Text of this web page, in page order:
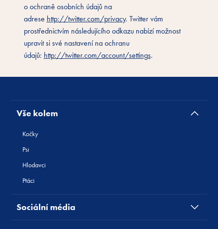
o ochraně osobních údajů na
adrese http://twitter.com/privacy. Twitter vám
prostřednictvím následujícího odkazu nabízí možnost
upravit si své nastavení na ochranu
údajů: http://twitter.com/account/settings.
Vše kolem
Kočky
Psi
Hlodavci
Ptáci
Sociální média